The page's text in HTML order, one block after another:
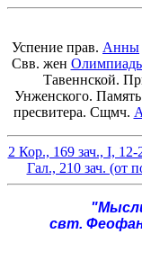
Успение прав. Анны
Свв. жен
Тавеннской.
Унженского. Память
пресвитера. Сщмч.
2 Кор., 169 зач., I, 12-
Гал., 210 зач. (от
свт.